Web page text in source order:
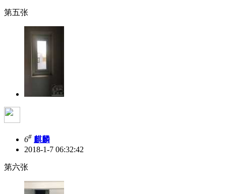
第五张
6# 麒麟
2018-1-7 06:32:42
第六张